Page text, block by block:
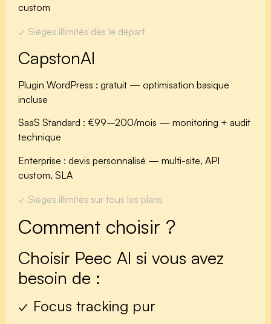
custom
✓ Sièges illimités dès le départ
CapstonAI
Plugin WordPress : gratuit — optimisation basique
incluse
SaaS Standard : €99–200/mois — monitoring + audit
technique
Enterprise : devis personnalisé — multi-site, API
custom, SLA
✓ Sièges illimités sur tous les plans
Comment choisir ?
Choisir Peec AI si vous avez
besoin de :
✓ Focus tracking pur